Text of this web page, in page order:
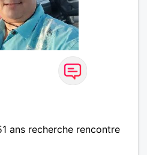
ans recherche rencontre